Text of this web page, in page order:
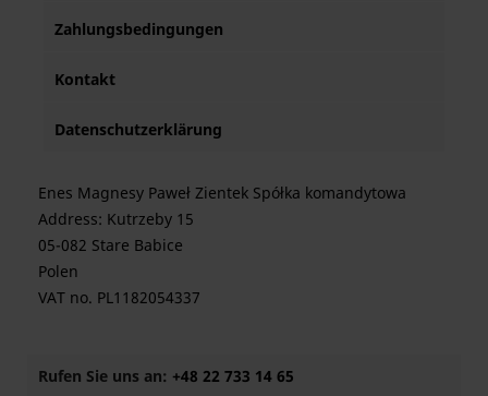
Zahlungsbedingungen
Kontakt
Datenschutzerklärung
Enes Magnesy Paweł Zientek Spółka komandytowa
Address: Kutrzeby 15
05-082 Stare Babice
Polen
VAT no. PL1182054337
Rufen Sie uns an: +48 22 733 14 65